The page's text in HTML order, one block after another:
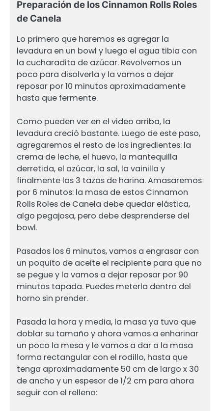
Preparación de los Cinnamon Rolls Roles
de Canela
Lo primero que haremos es agregar la
levadura en un bowl y luego el agua tibia con
la cucharadita de azúcar. Revolvemos un
poco para disolverla y la vamos a dejar
reposar por 10 minutos aproximadamente
hasta que fermente.
Como pueden ver en el video arriba, la
levadura creció bastante. Luego de este paso,
agregaremos el resto de los ingredientes: la
crema de leche, el huevo, la mantequilla
derretida, el azúcar, la sal, la vainilla y
finalmente las 3 tazas de harina. Amasaremos
por 6 minutos: la masa de estos Cinnamon
Rolls Roles de Canela debe quedar elástica,
algo pegajosa, pero debe desprenderse del
bowl.
Pasados los 6 minutos, vamos a engrasar con
un poquito de aceite el recipiente para que no
se pegue y la vamos a dejar reposar por 90
minutos tapada. Puedes meterla dentro del
horno sin prender.
Pasada la hora y media, la masa ya tuvo que
doblar su tamaño y ahora vamos a enharinar
un poco la mesa y le vamos a dar a la masa
forma rectangular con el rodillo, hasta que
tenga aproximadamente 50 cm de largo x 30
de ancho y un espesor de 1/2 cm para ahora
seguir con el relleno: